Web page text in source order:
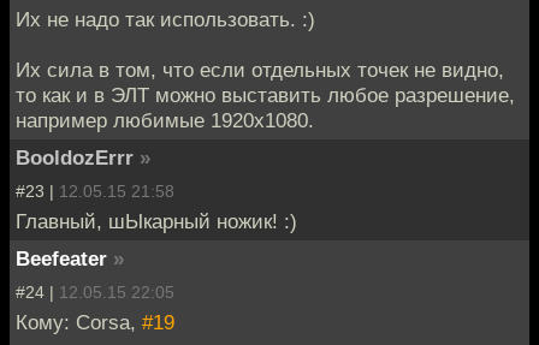
Их не надо так использовать. :)
Их сила в том, что если отдельных точек не видно,
то как и в ЭЛТ можно выставить любое разрешение,
например любимые 1920x1080.
BooldozErrr »
#23 | 12.05.15 21:58
Главный, шЫкарный ножик! :)
Beefeater »
#24 | 12.05.15 22:05
Кому: Corsa, #19